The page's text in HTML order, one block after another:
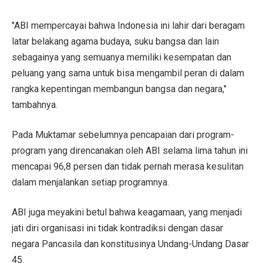
"ABI mempercayai bahwa Indonesia ini lahir dari beragam
latar belakang agama budaya, suku bangsa dan lain
sebagainya yang semuanya memiliki kesempatan dan
peluang yang sama untuk bisa mengambil peran di dalam
rangka kepentingan membangun bangsa dan negara,"
tambahnya.
Pada Muktamar sebelumnya pencapaian dari program-
program yang direncanakan oleh ABI selama lima tahun ini
mencapai 96,8 persen dan tidak pernah merasa kesulitan
dalam menjalankan setiap programnya.
ABI juga meyakini betul bahwa keagamaan, yang menjadi
jati diri organisasi ini tidak kontradiksi dengan dasar
negara Pancasila dan konstitusinya Undang-Undang Dasar
45.